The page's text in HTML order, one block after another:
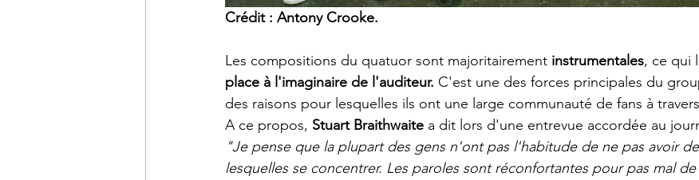
Crédit : Antony Crooke.
Les compositions du quatuor sont majoritairement instrumentales, ce qui
place à l'imaginaire de l'auditeur. C'est une des forces principales du
des raisons pour lesquelles ils ont une large communauté de fans à
A ce propos, Stuart Braithwaite a dit lors d'une entrevue accordée au
"Je pense que la plupart des gens n'ont pas l'habitude de ne pas avoir
lesquelles se concentrer. Les paroles sont réconfortantes pour pas mal